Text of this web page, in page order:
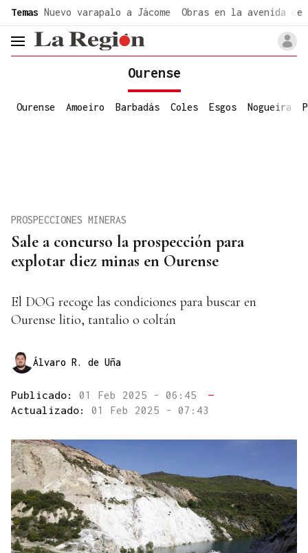
Temas Nuevo varapalo a Jácome Obras en la avenida de
header.menu.open
Ourense
Ourense Amoeiro Barbadás Coles Esgos Nogueira
Sale a concurso la prospección para
explotar diez minas en Ourense
PROSPECCIONES MINERAS
El DOG recoge las condiciones para buscar en
Ourense litio, tantalio o coltán
Álvaro R. de Uña
Publicado: 01 Feb 2025 - 06:45
—
Actualizado: 01 Feb 2025 - 07:43